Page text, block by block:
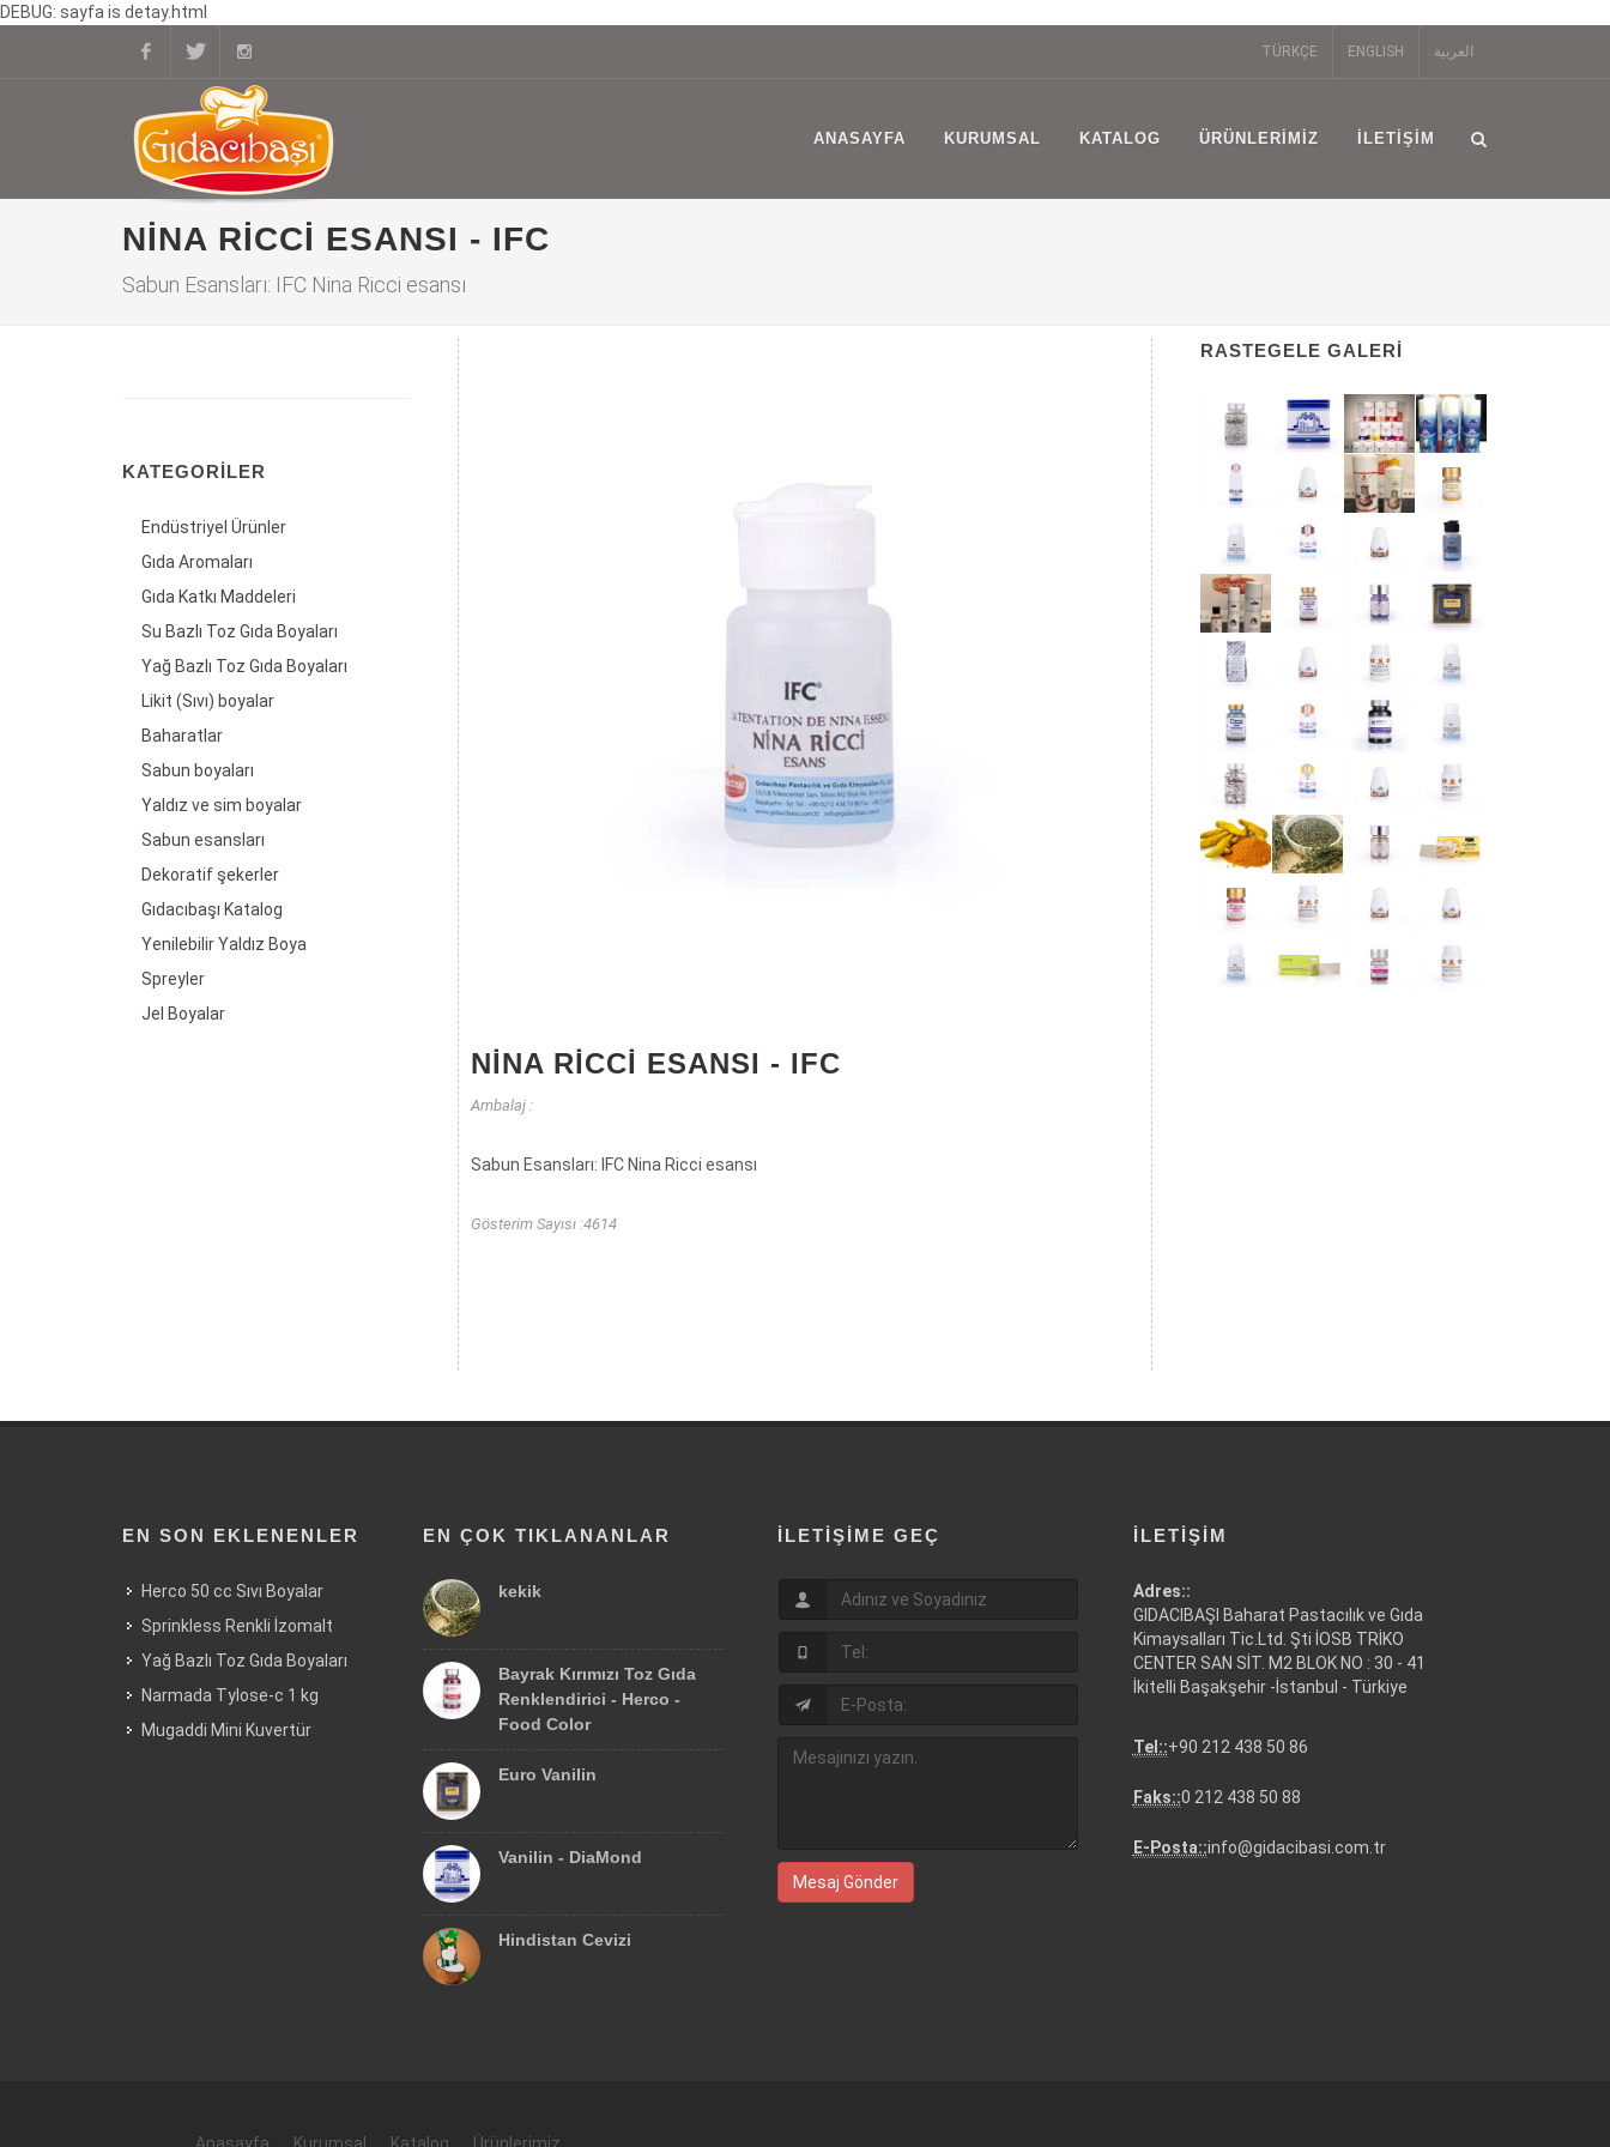
DEBUG: sayfa is detay.html
TwitterInstagram
TÜRKÇE ENGLISH العربية
ANASAYFA KURUMSAL KATALOG ÜRÜNLERIMIZ İLETIŞIM
NINA RICCI ESANSI - IFC
Sabun Esansları: IFC Nina Ricci esansı
KATEGORILER
Endüstriyel Ürünler
Gıda Aromaları
Gıda Katkı Maddeleri
Su Bazlı Toz Gıda Boyaları
Yağ Bazlı Toz Gıda Boyaları
Likit (Sıvı) boyalar
Baharatlar
Sabun boyaları
Yaldız ve sim boyalar
Sabun esansları
Dekoratif şekerler
Gıdacıbaşı Katalog
Yenilebilir Yaldız Boya
Spreyler
Jel Boyalar
NINA RICCI ESANSI - IFC
Ambalaj :
Sabun Esansları: IFC Nina Ricci esansı
Gösterim Sayısı :4614
RASTEGELE GALERI
EN SON EKLENENLER
Herco 50 cc Sıvı Boyalar
Sprinkless Renkli İzomalt
Yağ Bazlı Toz Gıda Boyaları
Narmada Tylose-c 1 kg
Mugaddi Mini Kuvertür
EN ÇOK TIKLANANLAR
kekik
Bayrak Kırımızı Toz Gıda
Renklendirici - Herco -
Food Color
Euro Vanilin
Vanilin - DiaMond
Hindistan Cevizi
İLETIŞIME GEÇ
Mesaj Gönder
İLETIŞIM
Adres::
GIDACIBAŞI Baharat Pastacılık ve Gıda
Kimaysalları Tic.Ltd. Şti İOSB TRİKO
CENTER SAN SİT. M2 BLOK NO : 30 - 41
İkitelli Başakşehir -İstanbul - Türkiye
Tel::+90 212 438 50 86
Faks::0 212 438 50 88
E-Posta::info@gidacibasi.com.tr